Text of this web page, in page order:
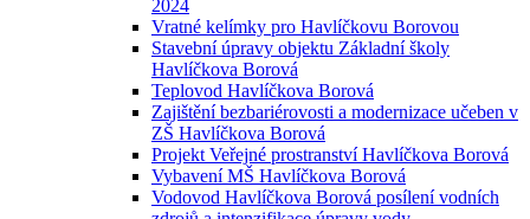
2024
Vratné kelímky pro Havlíčkovu Borovou
Stavební úpravy objektu Základní školy
Havlíčkova Borová
Teplovod Havlíčkova Borová
Zajištění bezbariérovosti a modernizace učeben v
ZŠ Havlíčkova Borová
Projekt Veřejné prostranství Havlíčkova Borová
Vybavení MŠ Havlíčkova Borová
Vodovod Havlíčkova Borová posílení vodních